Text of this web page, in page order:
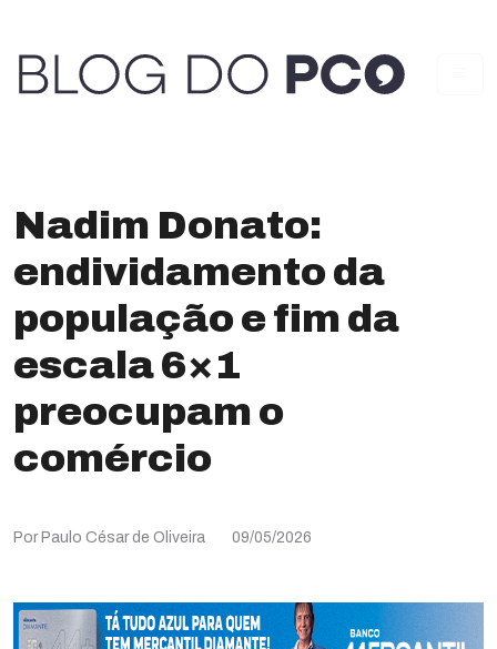
Nadim Donato:
endividamento da
população e fim da
escala 6×1
preocupam o
comércio
Por Paulo César de Oliveira 09/05/2026